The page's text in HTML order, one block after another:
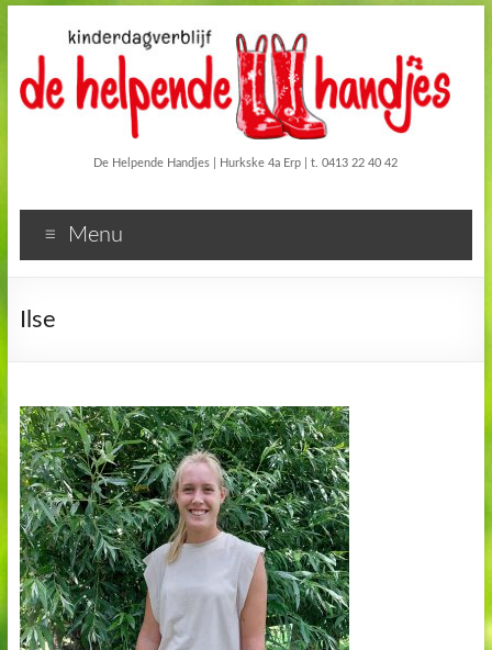
De Helpende Handjes | Hurkske 4a Erp | t. 0413 22 40 42
Menu
Ilse